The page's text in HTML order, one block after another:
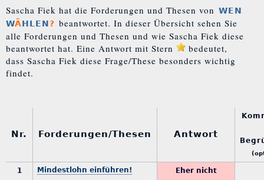
Sascha Fiek hat die Forderungen und Thesen von WEN
WÄHLEN? beantwortet. In dieser Übersicht sehen Sie
alle Forderungen und Thesen und wie Sascha Fiek diese
beantwortet hat. Eine Antwort mit Stern
bedeutet,
dass Sascha Fiek diese Frage/These besonders wichtig
findet.
Nr. Forderungen/Thesen Antwort
1 Mindestlohn einführen! Eher nicht